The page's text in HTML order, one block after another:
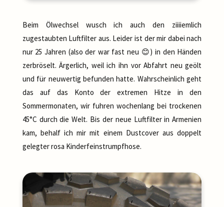
Beim Ölwechsel wusch ich auch den ziiiiemlich
zugestaubten Luftfilter aus. Leider ist der mir dabei nach
nur 25 Jahren (also der war fast neu 😊) in den Händen
zerbröselt. Ärgerlich, weil ich ihn vor Abfahrt neu geölt
und für neuwertig befunden hatte. Wahrscheinlich geht
das auf das Konto der extremen Hitze in den
Sommermonaten, wir fuhren wochenlang bei trockenen
45°C durch die Welt. Bis der neue Luftfilter in Armenien
kam, behalf ich mir mit einem Dustcover aus doppelt
gelegter rosa Kinderfeinstrumpfhose.